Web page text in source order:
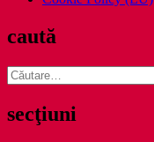
caută
Caută
după:
secţiuni